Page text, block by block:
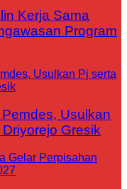
Kerja Sama
Program
Usulkan
Gresik